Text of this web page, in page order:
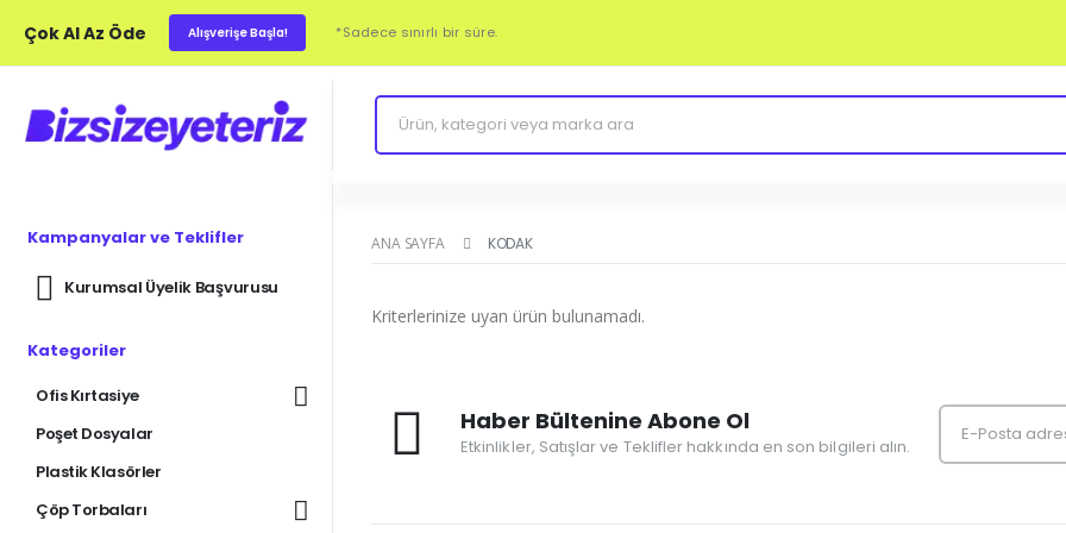
Çok Al Az Öde Alışverişe Başla! *Sadece sınırlı bir süre.
Kampanyalar ve Teklifler
Kurumsal Üyelik Başvurusu
Kategoriler
Ofis Kırtasiye
Poşet Dosyalar
Plastik Klasörler
Çöp Torbaları
ANA SAYFA KODAK
Kriterlerinize uyan ürün bulunamadı.
Haber Bültenine Abone Ol
Etkinlikler, Satışlar ve Teklifler hakkında en son bilgileri alın.